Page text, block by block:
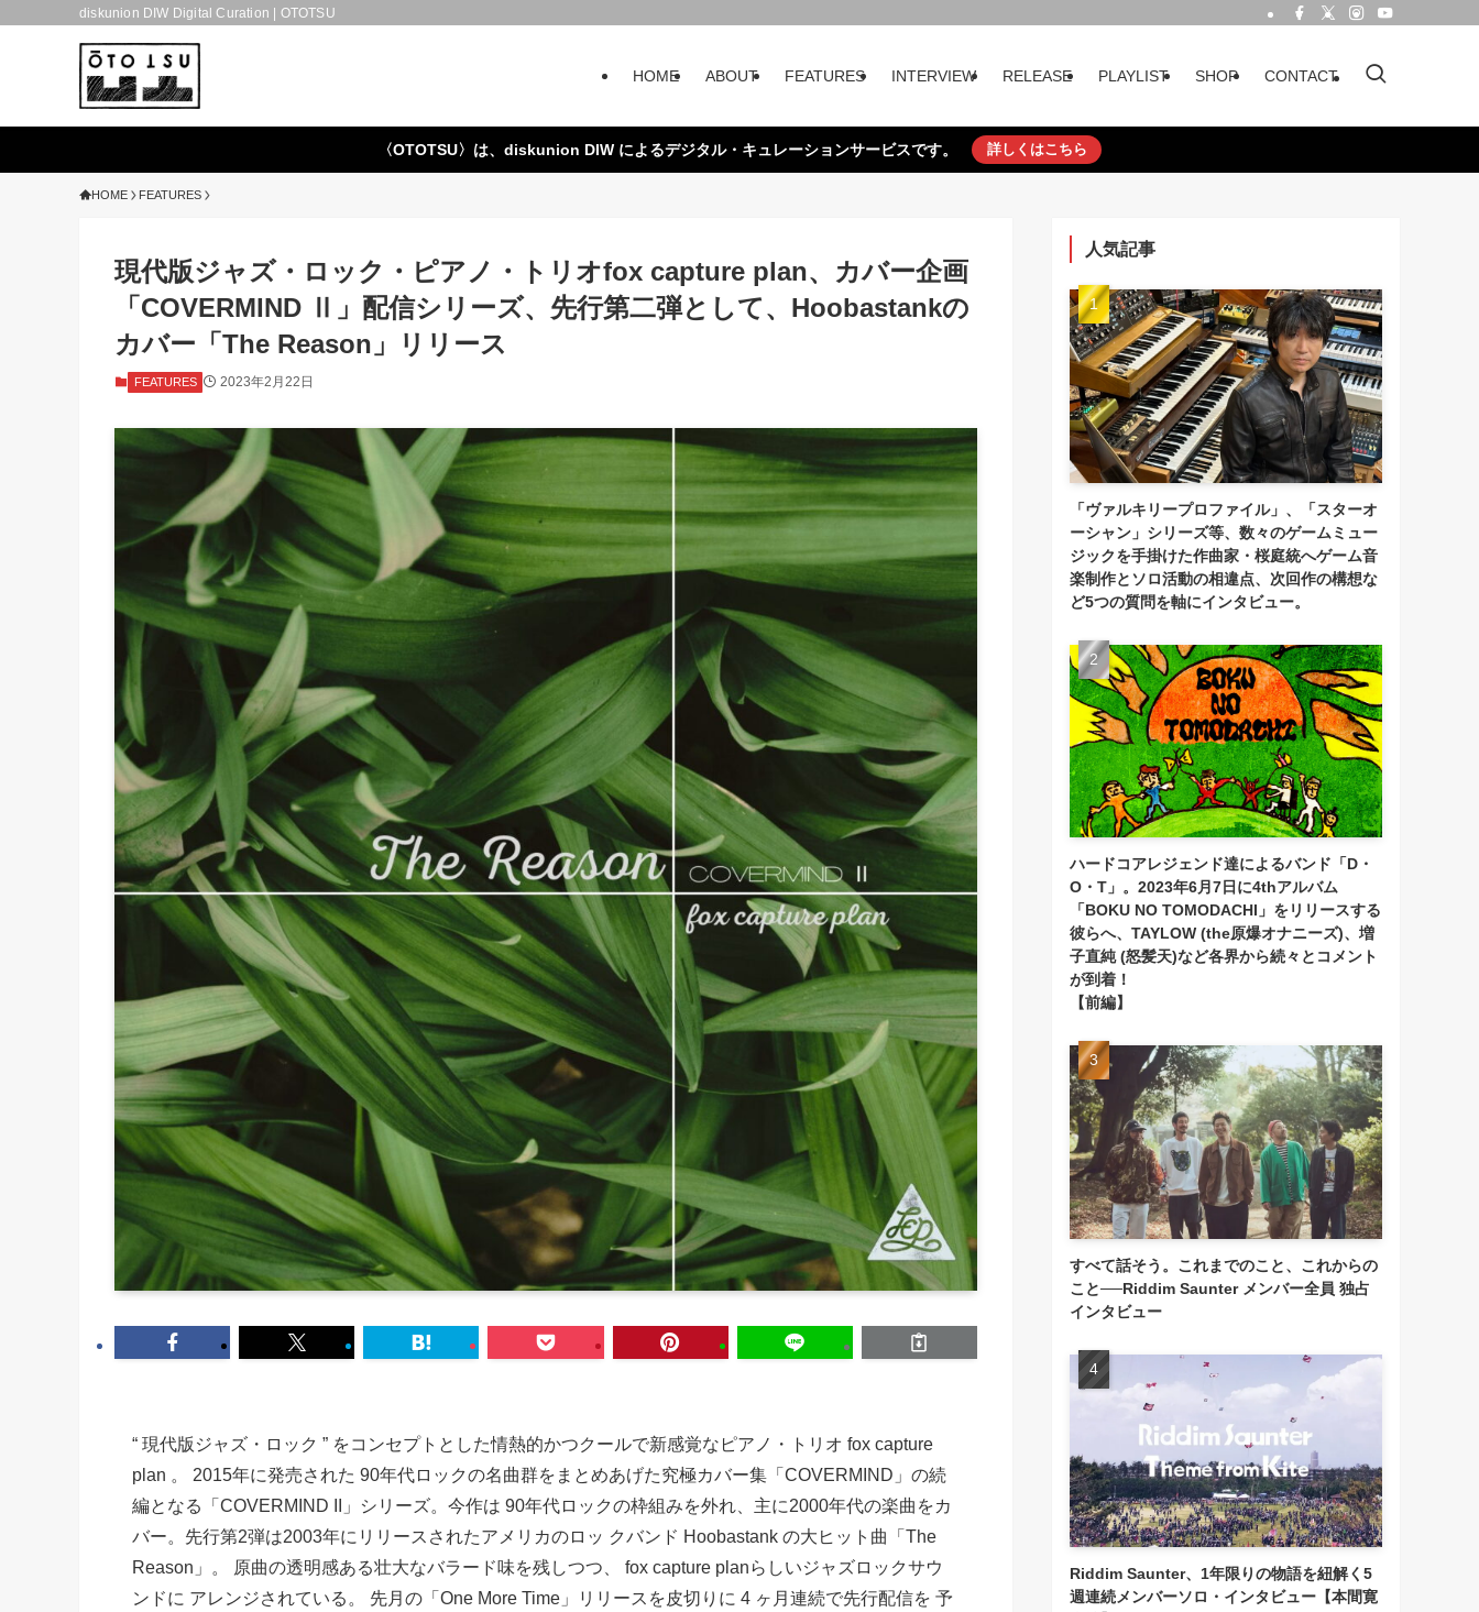
diskunion DIW Digital Curation | OTOTSU
HOME ABOUT FEATURES INTERVIEW RELEASE PLAYLIST SHOP CONTACT
〈OTOTSU〉は、diskunion DIW によるデジタル・キュレーションサービスです。 詳しくはこちら
HOME FEATURES
現代版ジャズ・ロック・ピアノ・トリオfox capture plan、カバー企画
「COVERMIND Ⅱ」配信シリーズ、先行第二弾として、Hoobastankの
カバー「The Reason」リリース
FEATURES 2023年2月22日
“ 現代版ジャズ・ロック ” をコンセプトとした情熱的かつクールで新感覚なピアノ・トリオ fox capture
plan 。 2015年に発売された 90年代ロックの名曲群をまとめあげた究極カバー集「COVERMIND」の続
編となる「COVERMIND II」シリーズ。今作は 90年代ロックの枠組みを外れ、主に2000年代の楽曲をカ
バー。先行第2弾は2003年にリリースされたアメリカのロッ クバンド Hoobastank の大ヒット曲「The
Reason」。 原曲の透明感ある壮大なバラード味を残しつつ、 fox capture planらしいジャズロックサウ
ンドに アレンジされている。 先月の「One More Time」リリースを皮切りに 4 ヶ月連続で先行配信を 予
人気記事
「ヴァルキリープロファイル」、「スターオ
ーシャン」シリーズ等、数々のゲームミュー
ジックを手掛けた作曲家・桜庭統へゲーム音
楽制作とソロ活動の相違点、次回作の構想な
ど5つの質問を軸にインタビュー。
ハードコアレジェンド達によるバンド「D・
O・T」。2023年6月7日に4thアルバム
「BOKU NO TOMODACHI」をリリースする
彼らへ、TAYLOW (the原爆オナニーズ)、増
子直純 (怒髪天)など各界から続々とコメント
が到着！
【前編】
すべて話そう。これまでのこと、これからの
こと──Riddim Saunter メンバー全員 独占
インタビュー
Riddim Saunter、1年限りの物語を紐解く5
週連続メンバーソロ・インタビュー【本間寛